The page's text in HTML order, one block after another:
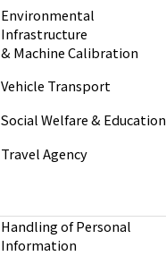
Environmental
Infrastructure
& Machine Calibration
Vehicle Transport
Social Welfare & Education
Travel Agency
Handling of Personal
Information